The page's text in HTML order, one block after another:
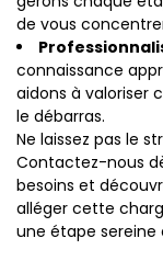
de vous
connaissance
aidons à valoriser
le débarras.
Ne laissez pas le
Contactez-nous
besoins et
alléger cette
une étape sereine